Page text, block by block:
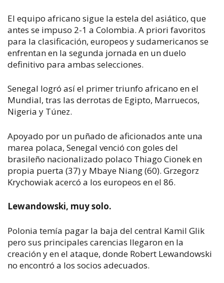
El equipo africano sigue la estela del asiático, que
antes se impuso 2-1 a Colombia. A priori favoritos
para la clasificación, europeos y sudamericanos se
enfrentan en la segunda jornada en un duelo
definitivo para ambas selecciones.
Senegal logró así el primer triunfo africano en el
Mundial, tras las derrotas de Egipto, Marruecos,
Nigeria y Túnez.
Apoyado por un puñado de aficionados ante una
marea polaca, Senegal venció con goles del
brasileño nacionalizado polaco Thiago Cionek en
propia puerta (37) y Mbaye Niang (60). Grzegorz
Krychowiak acercó a los europeos en el 86.
Lewandowski, muy solo.
Polonia temía pagar la baja del central Kamil Glik
pero sus principales carencias llegaron en la
creación y en el ataque, donde Robert Lewandowski
no encontró a los socios adecuados.